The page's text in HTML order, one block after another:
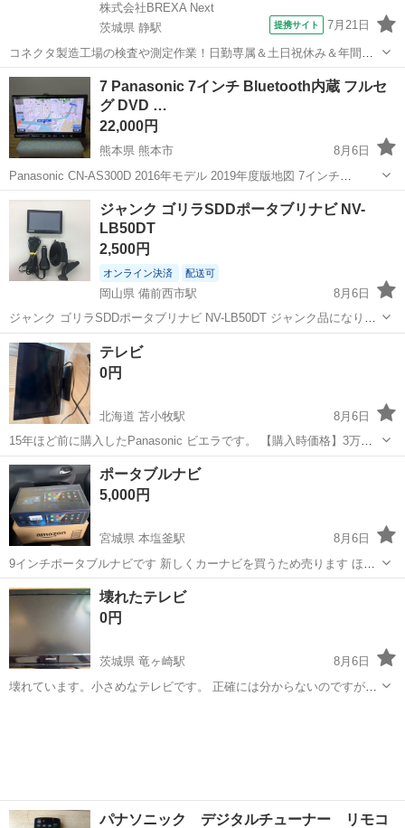
株式会社BREXA Next
茨城県 静駅
提携サイト 7月21日
コネクタ製造工場の検査や測定作業！日勤専属＆土日祝休み＆年間休
日128日★クリーンルーム内作業★マイカー通勤OK＆無料駐車場あり
★就業先食堂利用可！日払い制度あり！《茨城県常陸大宮市》 人気の
工場のお仕事 ◇コネクタ製造工...
茨城 常陸大宮市 その他
7 Panasonic 7インチ Bluetooth内蔵 フルセ
グ DVD …
22,000円
熊本県 熊本市
8月6日
Panasonic CN-AS300D 2016年モデル 2019年度版地図 7インチ
180mm サイズナビ 美品です こちらはラジオが聴けない為ジャンク品
とします ラジオ以外は全て正常です Bluetoothオーディ...
熊本 熊本市 カーナビ、テレビ フルセグ
ジャンク ゴリラSDDポータブリナビ NV-
LB50DT
2,500円
オンライン決済 配送可
岡山県 備前西市駅
8月6日
ジャンク ゴリラSDDポータブリナビ NV-LB50DT ジャンク品になりま
す。 電源は入りますが画面にタッチしても画面が変わらなくなりまし
た。 写真にあるものが全てとなります。 ジャンク品で出品しますので
NC・NRで...
岡山 岡山市 備前西市駅
テレビ
0円
北海道 苫小牧駅
8月6日
15年ほど前に購入したPanasonic ビエラです。 【購入時価格】3万円
ぐらい 【サイズ】縦：31㎝横：47cm、奥行き：◯6cm （大体で
す） 【傷などの状態】とくに目立った傷はありません。 【アピールポ
イント】状態は...
北海道 苫小牧市 苫小牧駅
ポータブルナビ
5,000円
宮城県 本塩釜駅
8月6日
9インチポータブルナビです 新しくカーナビを買うため売ります ほと
んど未使用に近く、数回しか使っていません 使える機能、付属品等は
宮城 塩竈市 本塩釜駅 カーナビ、テレビ
壊れたテレビ
0円
茨城県 竜ヶ崎駅
8月6日
壊れています。小さめなテレビです。 正確には分からないのですが年
パナソニック デジタルチューナー リモコ